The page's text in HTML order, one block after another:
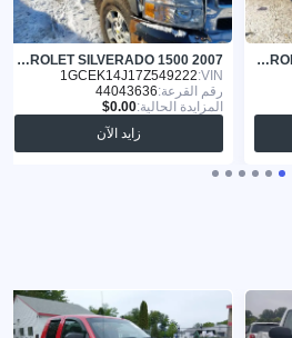
CHEVROLET SILVERADO 1500 2007
CHEVROLET SILVERADO 1500 2007
VIN:
1GCEK14J17Z549222
رقم القرعة:44043636
المزايدة الحالية:
زايد الآن